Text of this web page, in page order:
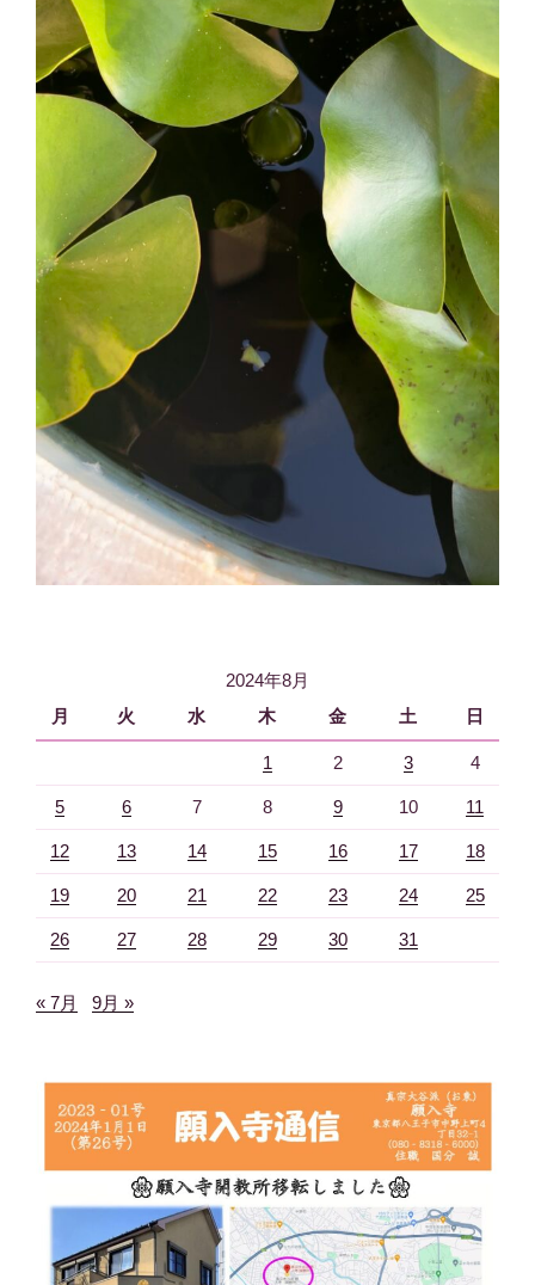
2024年8月
月
火 水 木 金 土 日
1 2 3 4
5 6 7 8 9 10 11
12 13 14 15 16 17 18
19 20 21 22 23 24 25
26 27 28 29 30 31
« 7月 9月 »